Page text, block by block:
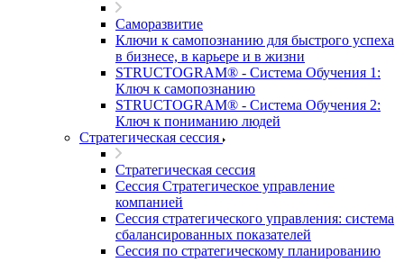
Саморазвитие
Ключи к самопознанию для быстрого успеха
в бизнесе, в карьере и в жизни
STRUCTOGRAM® - Система Обучения 1:
Ключ к самопознанию
STRUCTOGRAM® - Система Обучения 2:
Ключ к пониманию людей
Стратегическая сессия
Стратегическая сессия
Сессия Стратегическое управление
компанией
Сессия стратегического управления: система
сбалансированных показателей
Сессия по стратегическому планированию